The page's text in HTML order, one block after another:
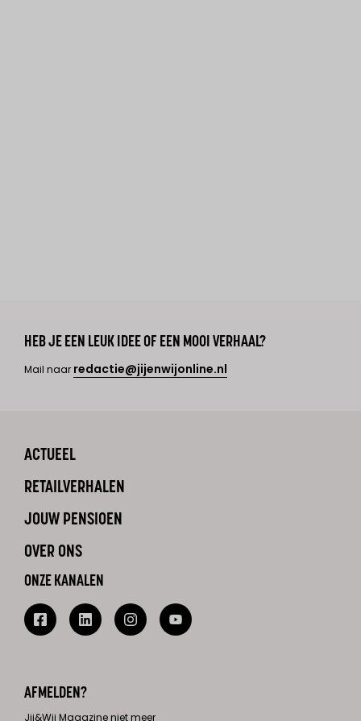
HEB JE EEN LEUK IDEE OF EEN MOOI VERHAAL?
Mail naar redactie@jijenwijonline.nl
ACTUEEL
RETAILVERHALEN
JOUW PENSIOEN
OVER ONS
ONZE KANALEN
AFMELDEN?
Jij&Wij Magazine niet meer